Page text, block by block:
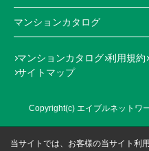
マンションカタログ
マンションカタログ 利用規約
サイトマップ
Copyright(c) エイブルネットワ
当サイトでは、お客様の当サイト利